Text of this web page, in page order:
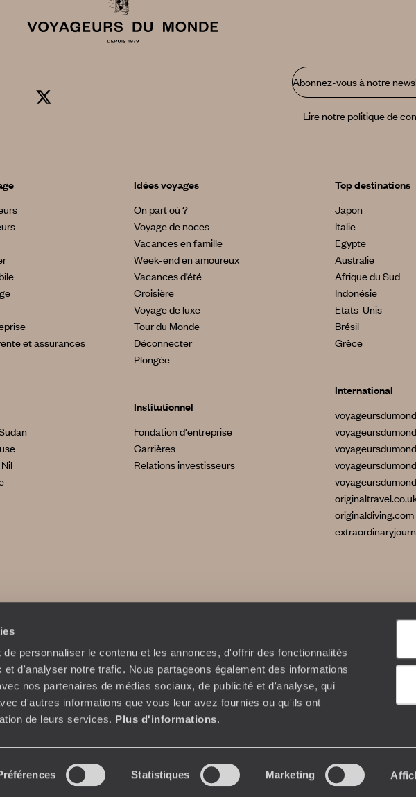
personnaliser le contenu et les annonces, d'offrir des fonctionnalités
d'analyser notre trafic. Nous partageons également des informations
nos partenaires de médias sociaux, de publicité et d'analyse, qui
d'autres informations que vous leur avez fournies ou qu'ils ont
de leurs services. Plus d'informations.
Statistiques Marketing
Abonnez-vous à notre
Lire notre politique de
et assurances
Idées voyages
On part où ?
Voyage de noces
Vacances en famille
Week-end en amoureux
Vacances d’été
Croisière
Voyage de luxe
Tour du Monde
Déconnecter
Plongée
Institutionnel
Fondation d'entreprise
Carrières
Relations investisseurs
Top destinations
Japon
Italie
Egypte
Australie
Afrique du Sud
Indonésie
Etats-Unis
Brésil
Grèce
International
originaldiving.com